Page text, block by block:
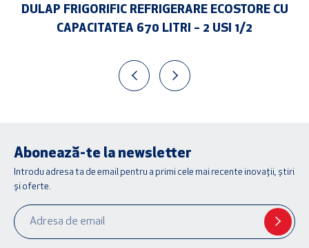
DULAP FRIGORIFIC REFRIGERARE ECOSTORE CU
CAPACITATEA 670 LITRI – 2 USI 1/2
Abonează-te la newsletter
Introdu adresa ta de email pentru a primi cele mai recente inovații, știri
și oferte.